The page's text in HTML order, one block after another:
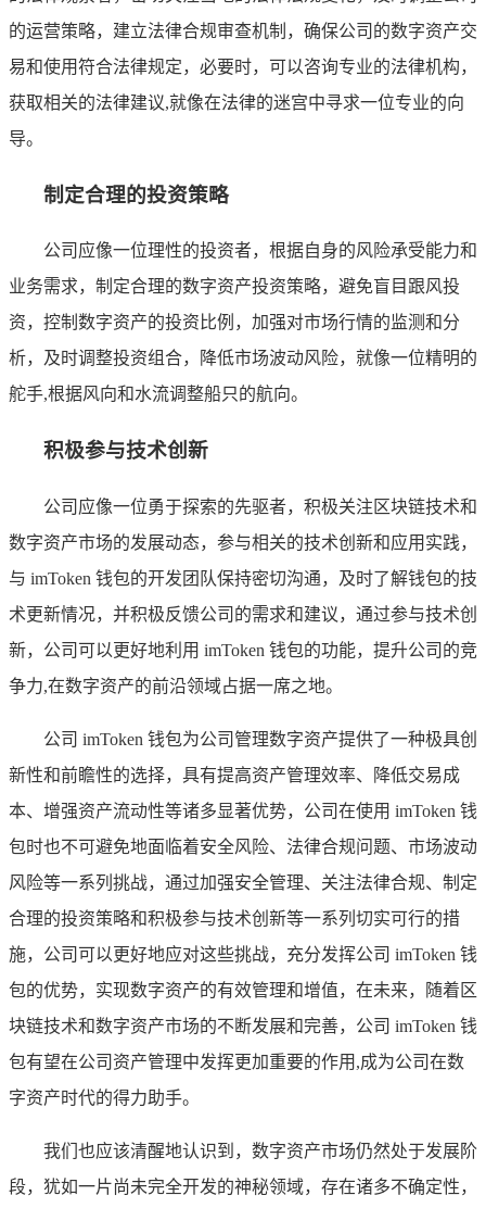
的运营策略，建立法律合规审查机制，确保公司的数字资产交
易和使用符合法律规定，必要时，可以咨询专业的法律机构，
获取相关的法律建议,就像在法律的迷宫中寻求一位专业的向
导。
制定合理的投资策略
公司应像一位理性的投资者，根据自身的风险承受能力和
业务需求，制定合理的数字资产投资策略，避免盲目跟风投
资，控制数字资产的投资比例，加强对市场行情的监测和分
析，及时调整投资组合，降低市场波动风险，就像一位精明的
舵手,根据风向和水流调整船只的航向。
积极参与技术创新
公司应像一位勇于探索的先驱者，积极关注区块链技术和
数字资产市场的发展动态，参与相关的技术创新和应用实践，
与 imToken 钱包的开发团队保持密切沟通，及时了解钱包的技
术更新情况，并积极反馈公司的需求和建议，通过参与技术创
新，公司可以更好地利用 imToken 钱包的功能，提升公司的竞
争力,在数字资产的前沿领域占据一席之地。
公司 imToken 钱包为公司管理数字资产提供了一种极具创
新性和前瞻性的选择，具有提高资产管理效率、降低交易成
本、增强资产流动性等诸多显著优势，公司在使用 imToken 钱
包时也不可避免地面临着安全风险、法律合规问题、市场波动
风险等一系列挑战，通过加强安全管理、关注法律合规、制定
合理的投资策略和积极参与技术创新等一系列切实可行的措
施，公司可以更好地应对这些挑战，充分发挥公司 imToken 钱
包的优势，实现数字资产的有效管理和增值，在未来，随着区
块链技术和数字资产市场的不断发展和完善，公司 imToken 钱
包有望在公司资产管理中发挥更加重要的作用,成为公司在数
字资产时代的得力助手。
我们也应该清醒地认识到，数字资产市场仍然处于发展阶
段，犹如一片尚未完全开发的神秘领域，存在诸多不确定性，